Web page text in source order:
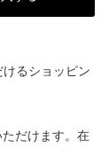
るショッピン
だけます。在